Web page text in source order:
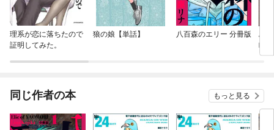
理系が恋に落ちたので
証明してみた。
狼の娘【単話】 八百森のエリー 分冊版
ふ
略
冒
同じ作者の本 もっと見る